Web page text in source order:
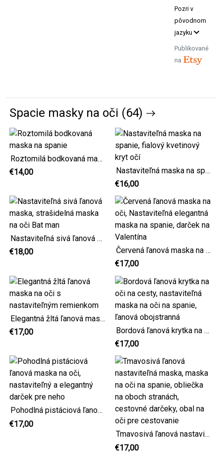
Pozri v
pôvodnom
jazyku
Publikované
na
Spacie masky na oči (64)
Roztomilá bodkovaná maska na spanie
€14,00
Nastaviteľná maska na spanie, fialový kvetinový kryt očí
€16,00
Nastaviteľná sivá ľanová maska, strašidelná maska na oči Bat man
€18,00
Červená ľanová maska na oči, Nastaviteľná elegantná maska na spanie, darček na Valentína
€17,00
Elegantná žltá ľanová maska na oči s nastaviteľným remienkom
€17,00
Bordová ľanová krytka na oči na cesty, nastaviteľná maska na oči na spanie, ľanová obojstranná
€17,00
Pohodlná pistáciová ľanová maska na oči, nastaviteľný a elegantný darček pre neho
€17,00
Tmavosivá ľanová nastaviteľná maska, maska na oči na spanie, obliečka na oboch stranách, cestovné darčeky, obal na oči pre cestovanie
€17,00